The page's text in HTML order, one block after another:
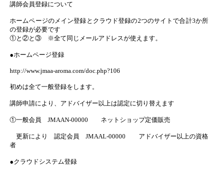
講師会員登録について
ホームページのメイン登録とクラウド登録の2つのサイトで合計3か所
の登録が必要です
①と②と③ ※全て同じメールアドレスが使えます。
●ホームページ登録
http://www.jmaa-aroma.com/doc.php?106
初めは全て一般登録をします。
講師申請により、アドバイザー以上は認定に切り替えます
①一般会員 JMAAN-00000 ネットショップ定価販売
更新により 認定会員 JMAAL-00000 アドバイザー以上の資格
者
●クラウドシステム登録